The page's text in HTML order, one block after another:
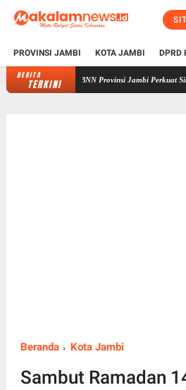
PROVINSI JAMBI KOTA JAMBI DPRD
BERITA
TERKINI
BNN Provinsi Jambi Perkuat Sinergi
Beranda Kota Jambi
Sambut Ramadan